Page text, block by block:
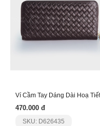
470.000 đ
SKU: D626435